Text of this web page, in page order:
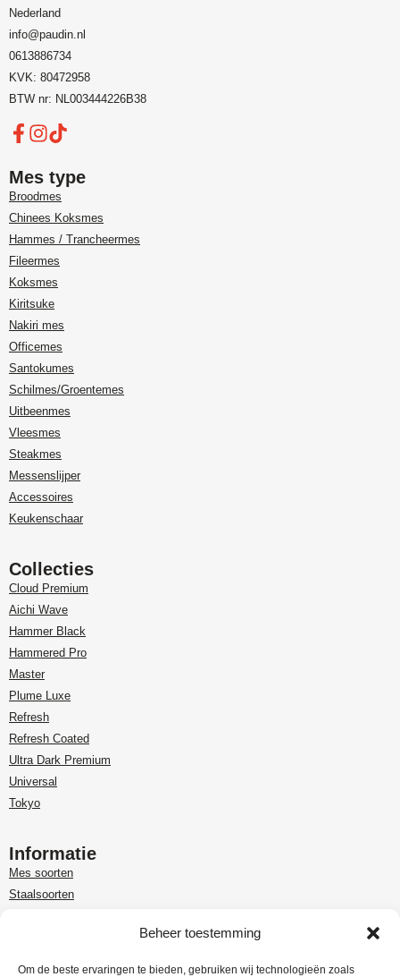
Beheer toestemming
Om de beste ervaringen te bieden, gebruiken wij technologieën zoals
Nederland
info@paudin.nl
0613886734
KVK: 80472958
BTW nr: NL003444226B38
Mes type
Broodmes
Chinees Koksmes
Hammes / Trancheermes
Fileermes
Koksmes
Kiritsuke
Nakiri mes
Officemes
Santokumes
Schilmes/Groentemes
Uitbeenmes
Vleesmes
Steakmes
Messenslijper
Accessoires
Keukenschaar
Collecties
Cloud Premium
Aichi Wave
Hammer Black
Hammered Pro
Master
Plume Luxe
Refresh
Refresh Coated
Ultra Dark Premium
Universal
Tokyo
Informatie
Mes soorten
Staalsoorten
Customer care